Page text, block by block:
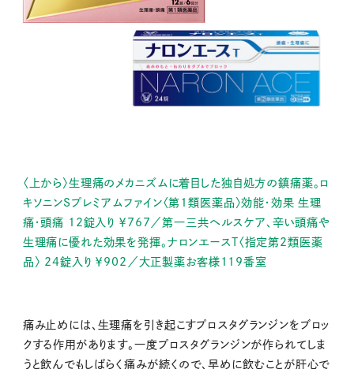
〈上から〉生理痛のメカニズムに着目した独自処方の鎮痛薬。ロ
キソニンSプレミアムファイン〈第1類医薬品〉効能・効果 生理
痛・頭痛 12錠入り ￥767／第一三共ヘルスケア、辛い頭痛や
生理痛に優れた効果を発揮。ナロンエースT〈指定第2類医薬
品〉 24錠入り ￥902／大正製薬お客様119番室
痛み止めには、生理痛を引き起こすプロスタグランジンをブロッ
クする作用があります。一度プロスタグランジンが作られてしま
うと飲んでもしばらく痛みが続くので、早めに飲むことが肝心で